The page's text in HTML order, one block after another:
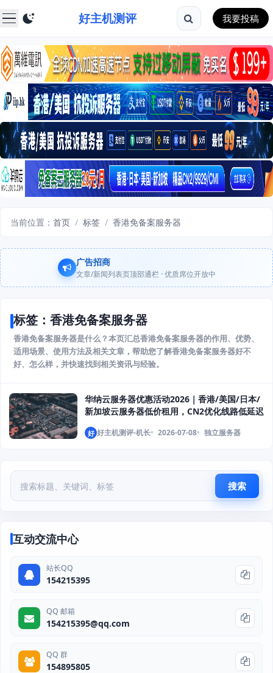
好主机测评 我要投稿
当前位置： 首页 / 标签 / 香港免备案服务器
广告招商
文章/新闻列表页顶部通栏 · 优质席位开放中
标签：香港免备案服务器
香港免备案服务器是什么？本页汇总香港免备案服务器的作用、优势、
适用场景、使用方法及相关文章，帮助您了解香港免备案服务器好不
好、怎么样，并快速找到相关资讯与经验。
华纳云服务器优惠活动2026｜香港/美国/日本/
新加坡云服务器低价租用，CN2优化线路低延迟
好 好主机测评-机长 2026-07-08 独立服务器
搜索
互动交流中心
站长QQ
154215395
QQ 邮箱
154215395@qq.com
QQ 群
154895805